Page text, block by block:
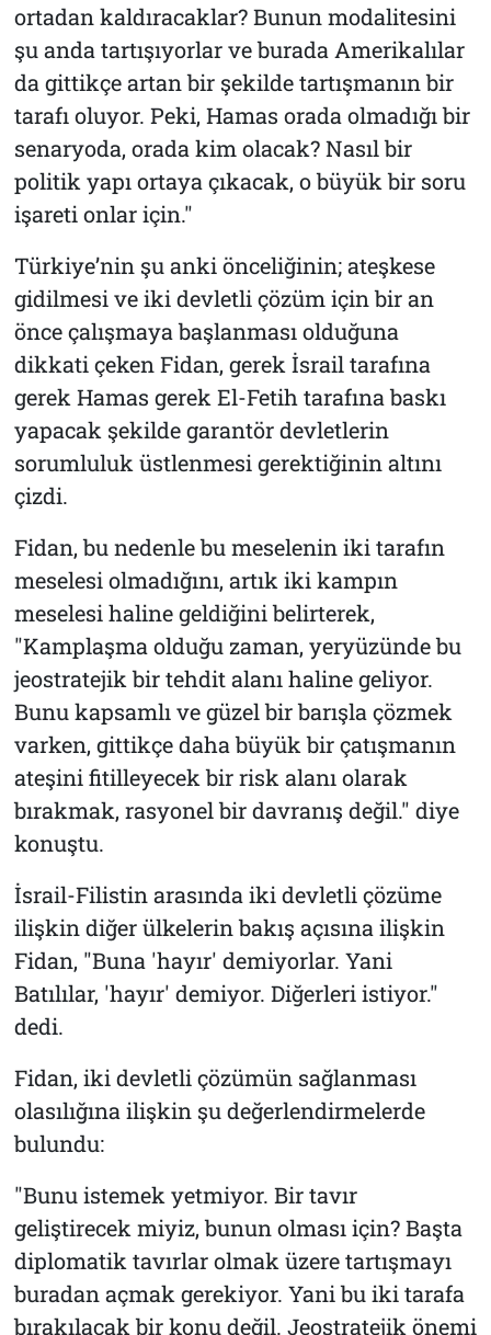
ortadan kaldıracaklar? Bunun modalitesini
şu anda tartışıyorlar ve burada Amerikalılar
da gittikçe artan bir şekilde tartışmanın bir
tarafı oluyor. Peki, Hamas orada olmadığı bir
senaryoda, orada kim olacak? Nasıl bir
politik yapı ortaya çıkacak, o büyük bir soru
işareti onlar için."
Türkiye’nin şu anki önceliğinin; ateşkese
gidilmesi ve iki devletli çözüm için bir an
önce çalışmaya başlanması olduğuna
dikkati çeken Fidan, gerek İsrail tarafına
gerek Hamas gerek El-Fetih tarafına baskı
yapacak şekilde garantör devletlerin
sorumluluk üstlenmesi gerektiğinin altını
çizdi.
Fidan, bu nedenle bu meselenin iki tarafın
meselesi olmadığını, artık iki kampın
meselesi haline geldiğini belirterek,
"Kamplaşma olduğu zaman, yeryüzünde bu
jeostratejik bir tehdit alanı haline geliyor.
Bunu kapsamlı ve güzel bir barışla çözmek
varken, gittikçe daha büyük bir çatışmanın
ateşini fitilleyecek bir risk alanı olarak
bırakmak, rasyonel bir davranış değil." diye
konuştu.
İsrail-Filistin arasında iki devletli çözüme
ilişkin diğer ülkelerin bakış açısına ilişkin
Fidan, "Buna 'hayır' demiyorlar. Yani
Batılılar, 'hayır' demiyor. Diğerleri istiyor."
dedi.
Fidan, iki devletli çözümün sağlanması
olasılığına ilişkin şu değerlendirmelerde
bulundu:
"Bunu istemek yetmiyor. Bir tavır
geliştirecek miyiz, bunun olması için? Başta
diplomatik tavırlar olmak üzere tartışmayı
buradan açmak gerekiyor. Yani bu iki tarafa
bırakılacak bir konu değil. Jeostratejik önemi